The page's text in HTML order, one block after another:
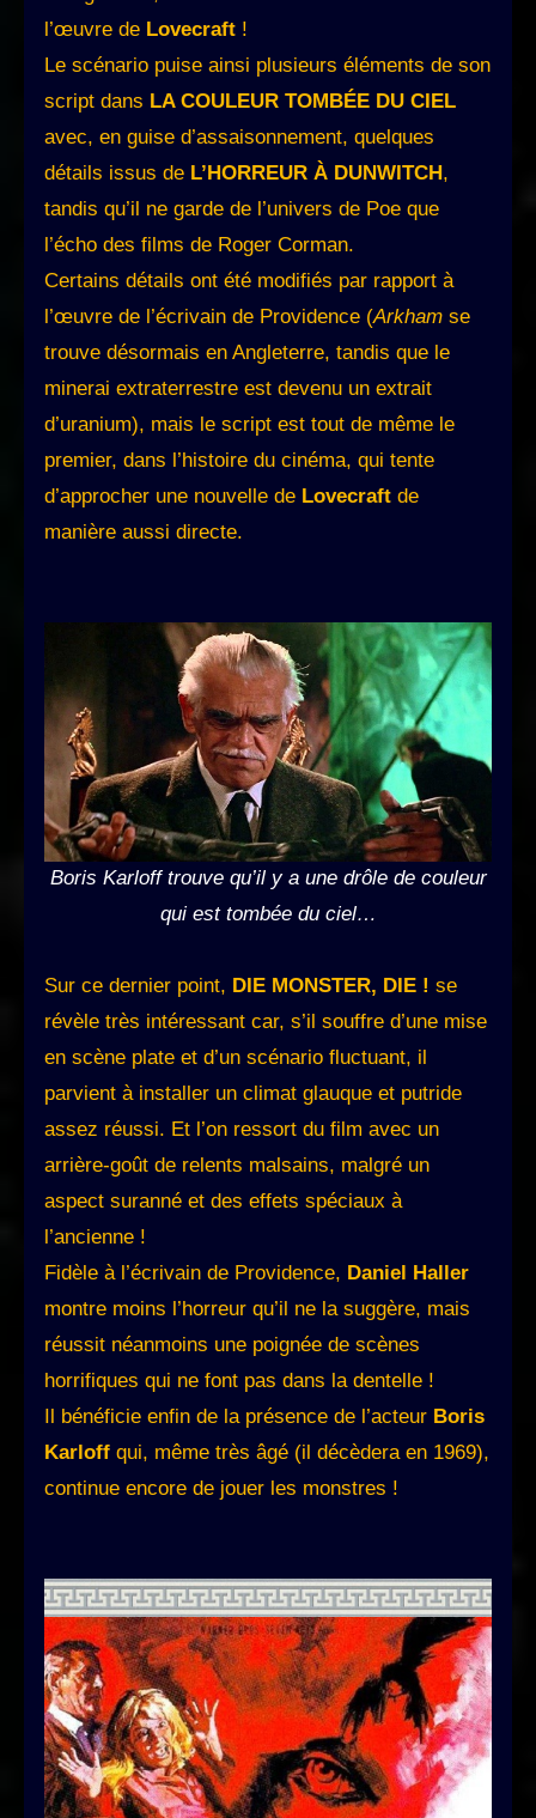
l’œuvre de Lovecraft !
Le scénario puise ainsi plusieurs éléments de son
script dans LA COULEUR TOMBÉE DU CIEL
avec, en guise d’assaisonnement, quelques
détails issus de L’HORREUR À DUNWITCH ,
tandis qu’il ne garde de l’univers de Poe que
l’écho des films de Roger Corman.
Certains détails ont été modifiés par rapport à
l’œuvre de l’écrivain de Providence (Arkham se
trouve désormais en Angleterre, tandis que le
minerai extraterrestre est devenu un extrait
d’uranium), mais le script est tout de même le
premier, dans l’histoire du cinéma, qui tente
d’approcher une nouvelle de Lovecraft de
manière aussi directe.
Boris Karloff trouve qu’il y a une drôle de couleur
qui est tombée du ciel…
Sur ce dernier point, DIE MONSTER, DIE ! se
révèle très intéressant car, s’il souffre d’une mise
en scène plate et d’un scénario fluctuant, il
parvient à installer un climat glauque et putride
assez réussi. Et l’on ressort du film avec un
arrière-goût de relents malsains, malgré un
aspect suranné et des effets spéciaux à
l’ancienne !
Fidèle à l’écrivain de Providence, Daniel Haller
montre moins l’horreur qu’il ne la suggère, mais
réussit néanmoins une poignée de scènes
horrifiques qui ne font pas dans la dentelle !
Il bénéficie enfin de la présence de l’acteur Boris
Karloff qui, même très âgé (il décèdera en 1969),
continue encore de jouer les monstres !